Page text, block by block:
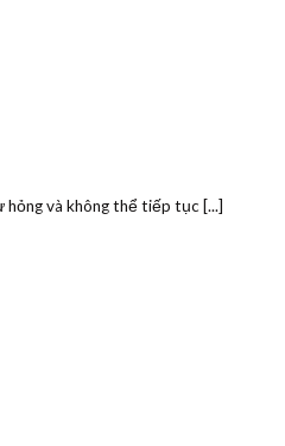
và không thể tiếp tục [...]